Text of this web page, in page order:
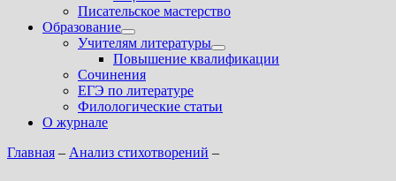
подменю
Писательское мастерство
Образование
Показать
подменю
Учителям литературы
Показать
подменю
Повышение квалификации
Сочинения
ЕГЭ по литературе
Филологические статьи
О журнале
Главная – Анализ стихотворений –